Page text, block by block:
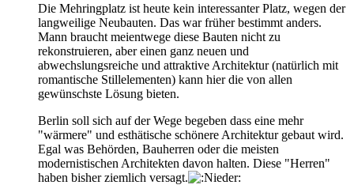
Die Mehringplatz ist heute kein interessanter Platz, wegen der
langweilige Neubauten. Das war früher bestimmt anders.
Mann braucht meientwege diese Bauten nicht zu
rekonstruieren, aber einen ganz neuen und
abwechslungsreiche und attraktive Architektur (natürlich mit
romantische Stillelementen) kann hier die von allen
gewünschste Lösung bieten.
Berlin soll sich auf der Wege begeben dass eine mehr
"wärmere" und esthätische schönere Architektur gebaut wird.
Egal was Behörden, Bauherren oder die meisten
modernistischen Architekten davon halten. Diese "Herren"
haben bisher ziemlich versagt.